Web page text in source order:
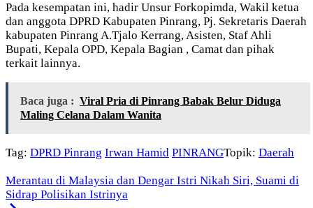
Pada kesempatan ini, hadir Unsur Forkopimda, Wakil ketua
dan anggota DPRD Kabupaten Pinrang, Pj. Sekretaris Daerah
kabupaten Pinrang A.Tjalo Kerrang, Asisten, Staf Ahli
Bupati, Kepala OPD, Kepala Bagian , Camat dan pihak
terkait lainnya.
Baca juga : Viral Pria di Pinrang Babak Belur Diduga
Maling Celana Dalam Wanita
Tag: DPRD Pinrang Irwan Hamid PINRANGTopik: Daerah
Merantau di Malaysia dan Dengar Istri Nikah Siri, Suami di
Sidrap Polisikan Istrinya